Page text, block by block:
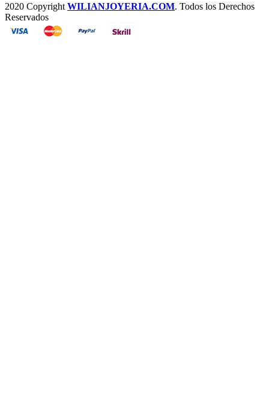
2020 Copyright WILIANJOYERIA.COM. Todos los Derechos
Reservados